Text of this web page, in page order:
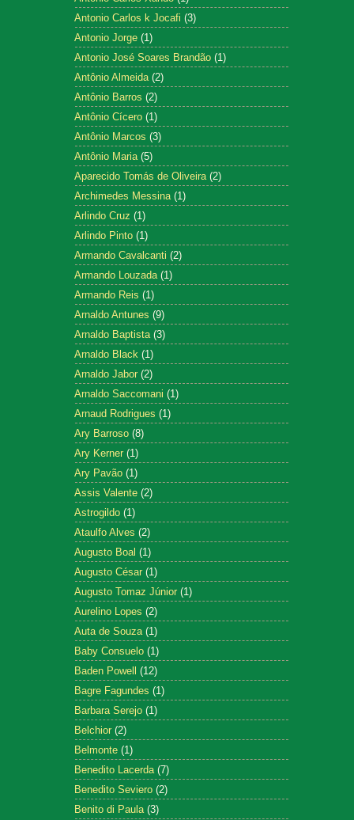
Antonio Carlos k Jocafi (3)
Antonio Jorge (1)
Antonio José Soares Brandão (1)
Antônio Almeida (2)
Antônio Barros (2)
Antônio Cícero (1)
Antônio Marcos (3)
Antônio Maria (5)
Aparecido Tomás de Oliveira (2)
Archimedes Messina (1)
Arlindo Cruz (1)
Arlindo Pinto (1)
Armando Cavalcanti (2)
Armando Louzada (1)
Armando Reis (1)
Arnaldo Antunes (9)
Arnaldo Baptista (3)
Arnaldo Black (1)
Arnaldo Jabor (2)
Arnaldo Saccomani (1)
Arnaud Rodrigues (1)
Ary Barroso (8)
Ary Kerner (1)
Ary Pavão (1)
Assis Valente (2)
Astrogildo (1)
Ataulfo Alves (2)
Augusto Boal (1)
Augusto César (1)
Augusto Tomaz Júnior (1)
Aurelino Lopes (2)
Auta de Souza (1)
Baby Consuelo (1)
Baden Powell (12)
Bagre Fagundes (1)
Barbara Serejo (1)
Belchior (2)
Belmonte (1)
Benedito Lacerda (7)
Benedito Seviero (2)
Benito di Paula (3)